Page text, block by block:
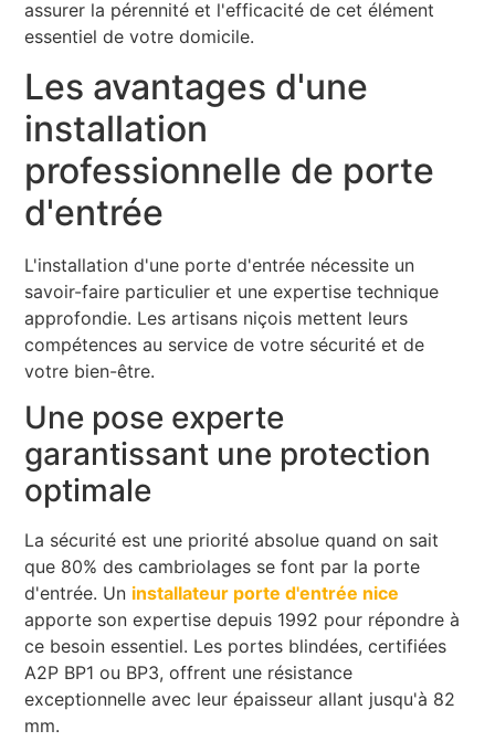
assurer la pérennité et l'efficacité de cet élément
essentiel de votre domicile.
Les avantages d'une
installation
professionnelle de porte
d'entrée
L'installation d'une porte d'entrée nécessite un
savoir-faire particulier et une expertise technique
approfondie. Les artisans niçois mettent leurs
compétences au service de votre sécurité et de
votre bien-être.
Une pose experte
garantissant une protection
optimale
La sécurité est une priorité absolue quand on sait
que 80% des cambriolages se font par la porte
d'entrée. Un installateur porte d'entrée nice
apporte son expertise depuis 1992 pour répondre à
ce besoin essentiel. Les portes blindées, certifiées
A2P BP1 ou BP3, offrent une résistance
exceptionnelle avec leur épaisseur allant jusqu'à 82
mm.